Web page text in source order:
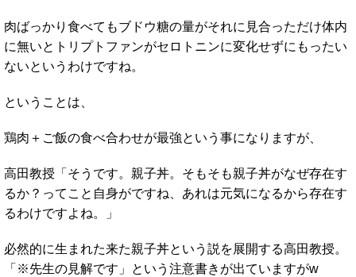
肉ばっかり食べてもブドウ糖の量がそれに見合っただけ体内
に無いとトリプトファンがセロトニンに変化せずにもったい
ないというわけですね。
ということは、
鶏肉＋ご飯の食べ合わせが最強という事になりますが、
高田教授「そうです。親子丼。そもそも親子丼がなぜ存在す
るか？ってこと自身がですね、あれは元気になるから存在す
るわけですよね。」
必然的に生まれた来た親子丼という説を展開する高田教授。
「※先生の見解です」という注意書きが出ていますがw